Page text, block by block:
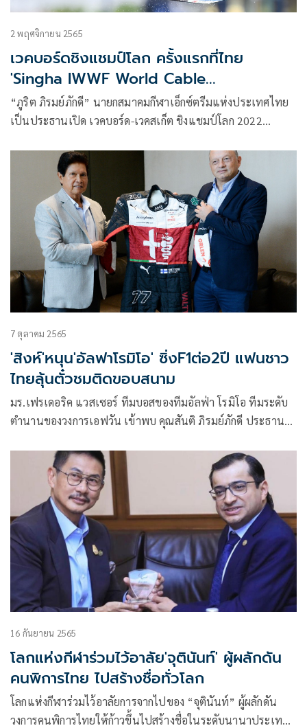
2 พฤศจิกายน 2565
เวคบอร์ดชิงแชมป์โลก ครั้งแรกที่ไทย
'Singha IWWF World Cable
Wakeboard' 32 ชาติร่วม
“ภูริต ภิรมย์ภักดี” นายกสมาคมกีฬาเอ็กซ์ตรีมแห่งประเทศไทย
เป็นประธานเปิด เวคบอร์ด-เวคสเก็ต ชิงแชมป์โลก 2022
Wakeskate Championships 2022” เป็นครั้งแรกที่ประเทศไทย
เป็นเจ้าภาพ โดยมีนักกีฬาจาก 32 ประเทศ 300 ชีวิต ร่วมชิงชัย
พร้อมเผยได้การตอบรับจากเหล่านักกีฬาทั่วโลกเป็นอย่างดี ขณะ
ที่ นักกีฬาไทย ก็ทำผลงานได้ยอดเยี่ยม ชี้ “เมืองไทย” จัดแข่ง
กีฬาอะไร ใครๆ ก็อยากมาเยือน ยืนยันพร้อมดึงรายการระดับโลก
มาจัดอีก แถมเล็ง “โค้ชฝีมือดี” มาสร้างนักกีฬาเอ็กซ์ตรีมไทยใน
ประภทต่างๆ เพื่อพัฒนาไปสู่ระดับโลกต่อไป
7 ตุลาคม 2565
'สิงห์'หนุน'อัลฟาโรมิโอ' ซิ่งF1ต่อ2ปี แฟนชาว
ไทยลุ้นตั๋วชมติดขอบสนาม
มร.เฟรเดอริค แวสเซอร์ ทีมบอสของทีมอัลฟ่า โรมิโอ ทีมระดับ
ตำนานของวงการเอฟวัน เข้าพบ คุณสันติ ภิรมย์ภักดี ประธาน
คอมเพล็กซ์ เมื่อวันก่อน เพื่อขอบคุณหลังร่วมกันเป็น โกลบอล
พาร์ทเนอร์ มาตั้งแต่ 2019 มีความสัมพันธ์ที่ดีกันมาโดยตลอด
โดยในปีนี้ได้ต่อสัญญาอีก 2 ปี (ฤดูกาล 2022-2023) โดยมีการ
ขยับสัญลักษณ์สิงห์ขึ้นไปอยู่ที่ปีกหลังของรถเอฟวันซึ่งจะทำให้
เห็นเด่นชัดขึ้น ส่วนแฟนความเร็วชาวไทยเตรียมเฮซิ่ง “สิงห์ อี
เรซซิง ชาลเลนจ์” ลุ้นชมเอฟวันถึงขอบสนาม
16 กันยายน 2565
โลกแห่งกีฬาร่วมไว้อาลัย'จุตินันท์' ผู้ผลักดัน
คนพิการไทย ไปสร้างชื่อทั่วโลก
โลกแห่งกีฬาร่วมไว้อาลัยการจากไปของ “จุตินันท์” ผู้ผลักดัน
วงการคนพิการไทยให้ก้าวขึ้นไปสร้างชื่อในระดับนานาประเทศ